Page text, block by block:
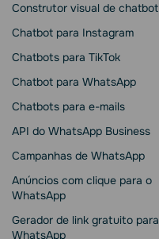
Construtor visual de chatbot
Chatbot para Instagram
Chatbots para TikTok
Chatbot para WhatsApp
Chatbots para e-mails
API do WhatsApp Business
Campanhas de WhatsApp
Anúncios com clique para o
WhatsApp
Gerador de link gratuito para
WhatsApp